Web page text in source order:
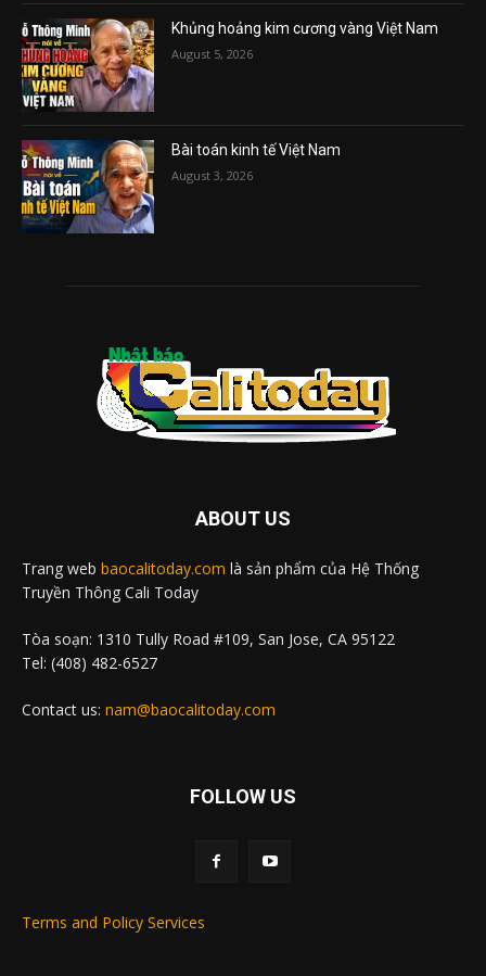
Khủng hoảng kim cương vàng Việt Nam
August 5, 2026
Bài toán kinh tế Việt Nam
August 3, 2026
ABOUT US
Trang web baocalitoday.com là sản phẩm của Hệ Thống
Truyền Thông Cali Today
Tòa soạn: 1310 Tully Road #109, San Jose, CA 95122
Tel: (408) 482-6527
Contact us: nam@baocalitoday.com
FOLLOW US
Terms and Policy Services